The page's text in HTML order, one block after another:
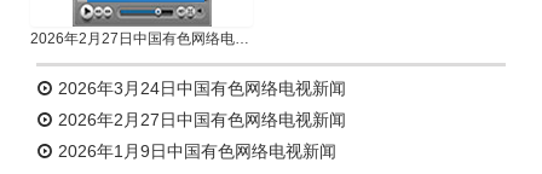
2026年2月27日中国有色网络电视新闻
2026年3月24日中国有色网络电视新闻
2026年2月27日中国有色网络电视新闻
2026年1月9日中国有色网络电视新闻